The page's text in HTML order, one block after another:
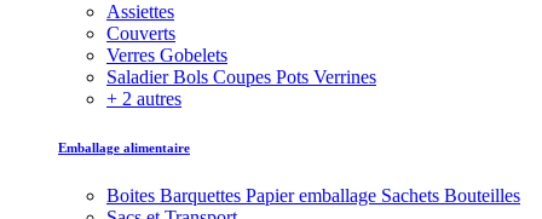
Assiettes
Couverts
Verres Gobelets
Saladier Bols Coupes Pots Verrines
+ 2 autres
Emballage alimentaire
Boites Barquettes Papier emballage Sachets Bouteilles